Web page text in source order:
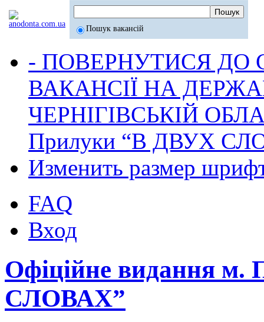
Пошук вакансій
- ПОВЕРНУТИСЯ ДО
ВАКАНСІЇ НА
ЧЕРНІГІВСЬКІЙ
Прилуки “В ДВУХ
Изменить размер
FAQ
Вход
Офіційне видання
СЛОВАХ”